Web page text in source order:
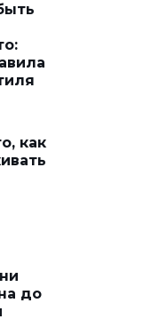
как
до